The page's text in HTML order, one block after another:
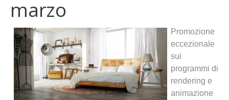
marzo
Promozione
eccezionale
sui
programmi di
rendering e
animazione